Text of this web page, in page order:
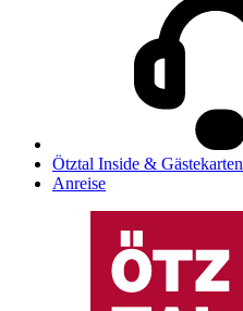
Ötztal Inside & Gästekarten
Anreise